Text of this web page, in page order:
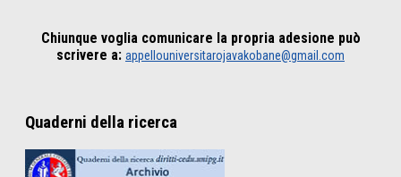
Chiunque voglia comunicare la propria adesione può
scrivere a: appellouniversitarojavakobane@gmail.com
Quaderni della ricerca